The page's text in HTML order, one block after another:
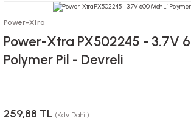
Power-Xtra
Power-Xtra PX502245 - 3.7V
Polymer Pil - Devreli
259,88 TL (Kdv Dahil)